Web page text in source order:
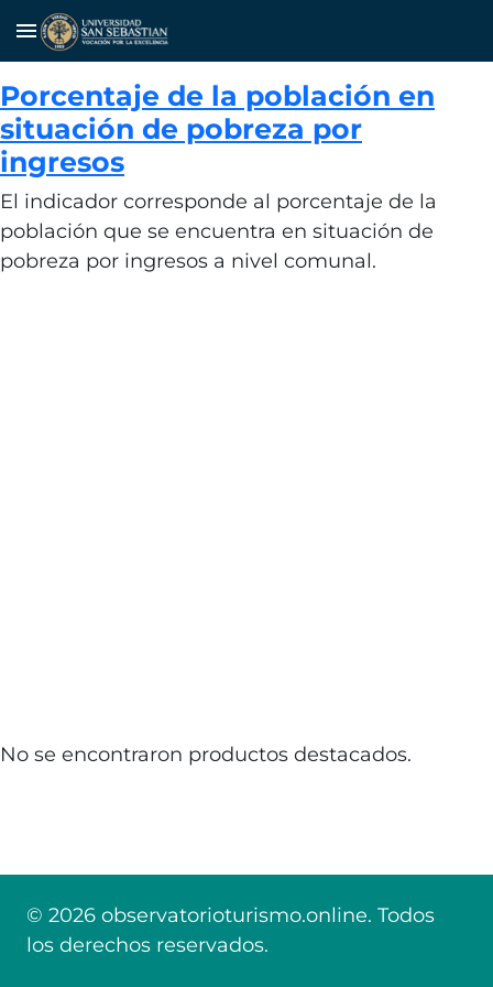
menu
Porcentaje de la población en
situación de pobreza por
ingresos
El indicador corresponde al porcentaje de la
población que se encuentra en situación de
pobreza por ingresos a nivel comunal.
No se encontraron productos destacados.
© 2026 observatorioturismo.online. Todos
los derechos reservados.